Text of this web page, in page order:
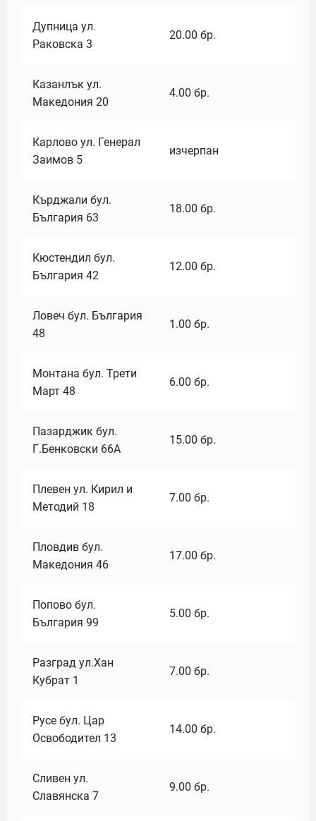
Дупница ул.
Раковска 3
20.00 бр.
Казанлък ул.
Македония 20
4.00 бр.
Карлово ул. Генерал
Заимов 5
изчерпан
Кърджали бул.
България 63
18.00 бр.
Кюстендил бул.
България 42
12.00 бр.
Ловеч бул. България
48
1.00 бр.
Монтана бул. Трети
Март 48
6.00 бр.
Пазарджик бул.
Г.Бенковски 66А
15.00 бр.
Плевен ул. Кирил и
Методий 18
7.00 бр.
Пловдив бул.
Македония 46
17.00 бр.
Попово бул.
България 99
5.00 бр.
Разград ул.Хан
Кубрат 1
7.00 бр.
Русе бул. Цар
Освободител 13
14.00 бр.
Сливен ул.
Славянска 7
9.00 бр.